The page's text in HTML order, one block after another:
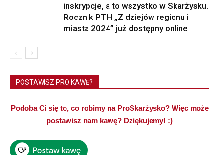
inskrypcje, a to wszystko w Skarżysku.
Rocznik PTH „Z dziejów regionu i
miasta 2024” już dostępny online
POSTAWISZ PRO KAWĘ?
Podoba Ci się to, co robimy na ProSkarżysko? Więc może
postawisz nam kawę? Dziękujemy! :)